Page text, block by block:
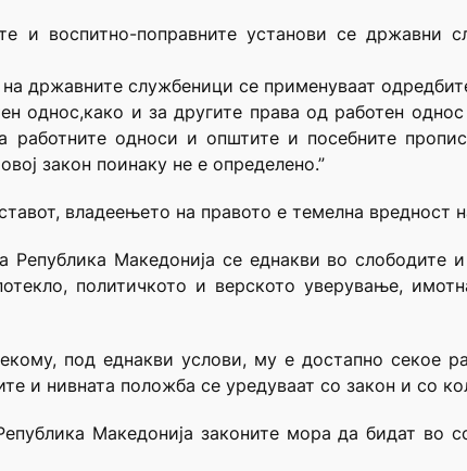
и воспитно-поправните установи се државни
државните службеници се применуваат
однос,како и за другите права од работен
односи и општите и посебните
закон поинаку не е определено.”
владеењето на правото е темелна вредност
Република Македонија се еднакви во слободите
политичкото и верското уверување,
под еднакви услови, му е достапно секое
и нивната положба се уредуваат со закон и со
Македонија законите мора да бидат во